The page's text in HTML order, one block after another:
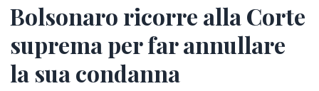
Bolsonaro ricorre alla Corte
suprema per far annullare
la sua condanna